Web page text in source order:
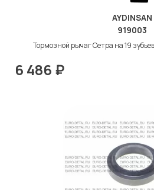
AYDINSAN
919003
Тормозной рычаг Сетра на 19
6 486 ₽